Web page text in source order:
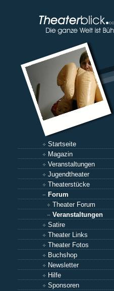
Startseite
Magazin
Veranstaltungen
Jugendtheater
Theaterstücke
Forum
Theater Forum
Veranstaltungen
Satire
Theater Links
Theater Fotos
Buchshop
Newsletter
Hilfe
Sponsoren